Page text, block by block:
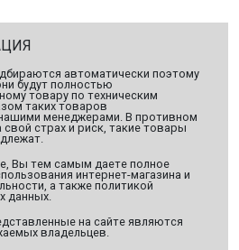
автоматически поэтому
будут полностью
товару по техническим
таких товаров
менеджерами. В противном
свой страх и риск, такие товары
Вы тем самым даете полное
интернет-магазина и
а также политикой
данных.
на сайте являются
владельцев.